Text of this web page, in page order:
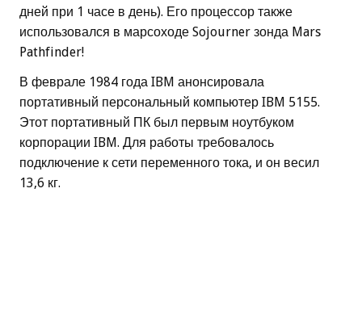
дней при 1 часе в день). Его процессор также
использовался в марсоходе Sojourner зонда Mars
Pathfinder!
В феврале 1984 года IBM анонсировала
портативный персональный компьютер IBM 5155.
Этот портативный ПК был первым ноутбуком
корпорации IBM. Для работы требовалось
подключение к сети переменного тока, и он весил
13,6 кг.